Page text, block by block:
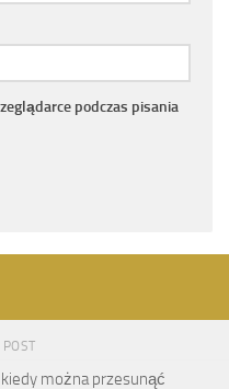
podczas pisania
kiedy można przesunąć